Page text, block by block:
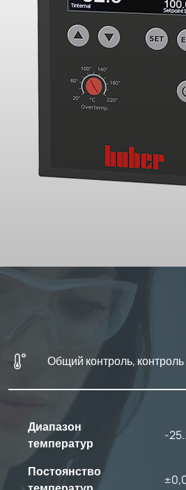
Общий контроль,
Диапазон
температур
-
Постоянство